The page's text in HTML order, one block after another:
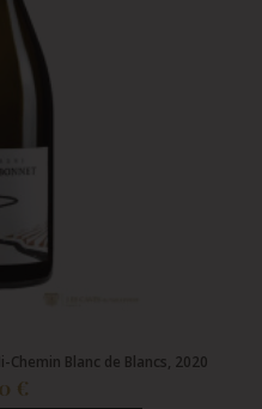
Blanc de Blancs, 2020
€